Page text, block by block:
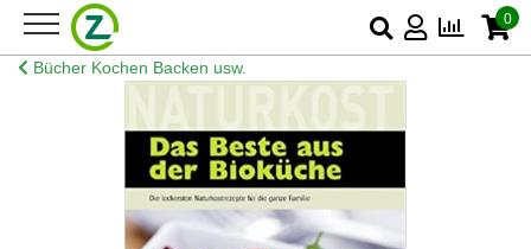
0
Bücher Kochen Backen usw.